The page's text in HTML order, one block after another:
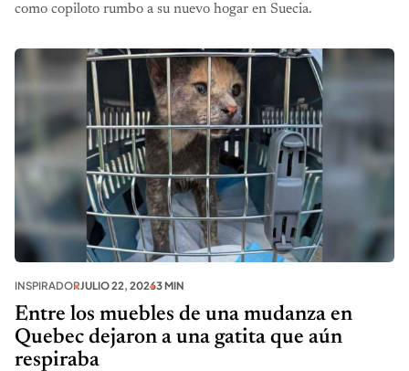
como copiloto rumbo a su nuevo hogar en Suecia.
INSPIRADORJULIO 22, 20263 MIN
Entre los muebles de una mudanza en
Quebec dejaron a una gatita que aún
respiraba